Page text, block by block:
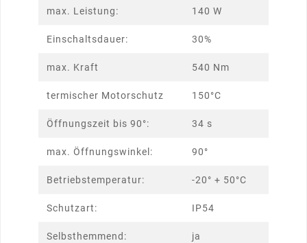
max. Leistung: 140 W
Einschaltsdauer: 30%
max. Kraft 540 Nm
termischer Motorschutz 150°C
Öffnungszeit bis 90°: 34 s
max. Öffnungswinkel: 90°
Betriebstemperatur: -20° + 50°C
Schutzart: IP54
Selbsthemmend: ja